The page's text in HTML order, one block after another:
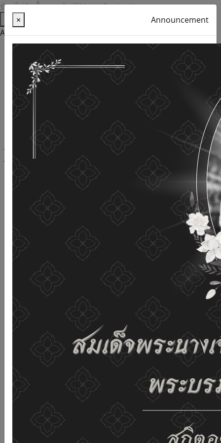
ข้ามไปยังเนื้อหาหลัก (Skip to Content)
Help
Accessibility Tools
Thai language
English
Increase the font size
Reduce font size
Normal font size
High Definition
Negative sharpness
Normal Definition
Open and read with voice
Turn off voice reading
Site map
This website uses cookies (Cookies)
The Department of Older Persons Affairs
values ​​your
personal information for the purpose of developing
and improving the website. If you use this website
without changing any settings it means that you agree
to receive cookies on the website and our privacy
policy.
See details Accept all
02-659-6811 saraban@dop.mail.go.th
Change display settings
CCC
× Announcement